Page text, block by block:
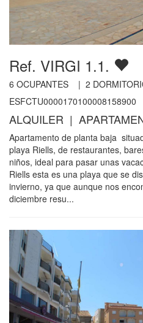
Ref. VIRGI 1.1.
6 OCUPANTES | 2
ESFCTU0000170100008158900
ALQUILER |
Apartamento de planta baja
playa Riells, de restaurantes,
niños, ideal para pasar unas
Riells esta es una playa que se
invierno, ya que aunque nos
diciembre resu...